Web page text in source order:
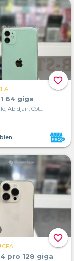
favorite_border
64 giga
Treichville, Abidjan, Côte d'Ivoire
favorite_border
CFA
pro 128 giga